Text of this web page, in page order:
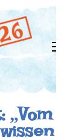
der